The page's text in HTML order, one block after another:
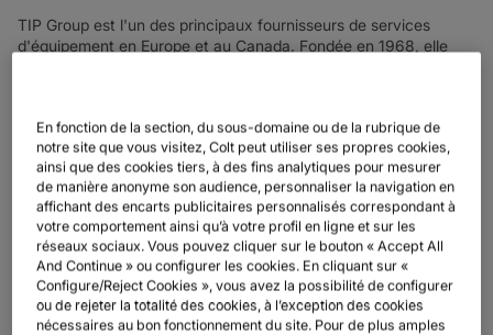
TIP Group est l'un des principaux fournisseurs de services
d'équipement en Europe et au Canada. Fondée en 1968, elle
en proposant une gamme de services, notamment le crédit-bail
de camions et de remorques, la location, la maintenance et la
réparation, des solutions numériques et la vente d'équipements
d'occasion. La société procède à de fréquentes acquisitions et
a récemment acquis LAST og TANK AS en Norvège, Savon
Rekkahuolto Oy en Finlande et les activités de camions d'Euro-
leasing A/S au Danemark.
En fonction de la section, du sous-domaine ou de la rubrique de
notre site que vous visitez, Colt peut utiliser ses propres cookies,
ainsi que des cookies tiers, à des fins analytiques pour mesurer
de manière anonyme son audience, personnaliser la navigation en
affichant des encarts publicitaires personnalisés correspondant à
votre comportement ainsi qu’à votre profil en ligne et sur les
réseaux sociaux. Vous pouvez cliquer sur le bouton « Accept All
And Continue » ou configurer les cookies. En cliquant sur «
Configure/Reject Cookies », vous avez la possibilité de configurer
ou de rejeter la totalité des cookies, à l’exception des cookies
nécessaires au bon fonctionnement du site. Pour de plus amples